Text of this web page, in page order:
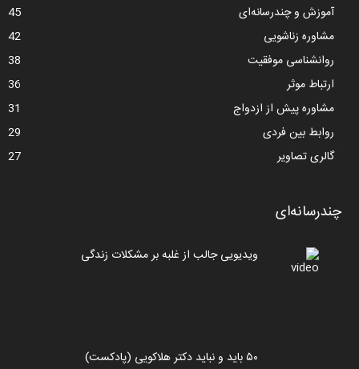
آموزش و چندرسانه‌ای
45
مشاوره زناشویی
42
روانشناسی موفقیت
38
ارتباط موثر
36
مشاوره پیش از ازدواج
31
روابط بین فردی
29
گالری تصاویر
27
چندرسانه‌ای
ویدیویی جالب از غلبه بر مشکلات زندگی
۵۰ باید و نباید دکتر هلاکویی (پادکست)